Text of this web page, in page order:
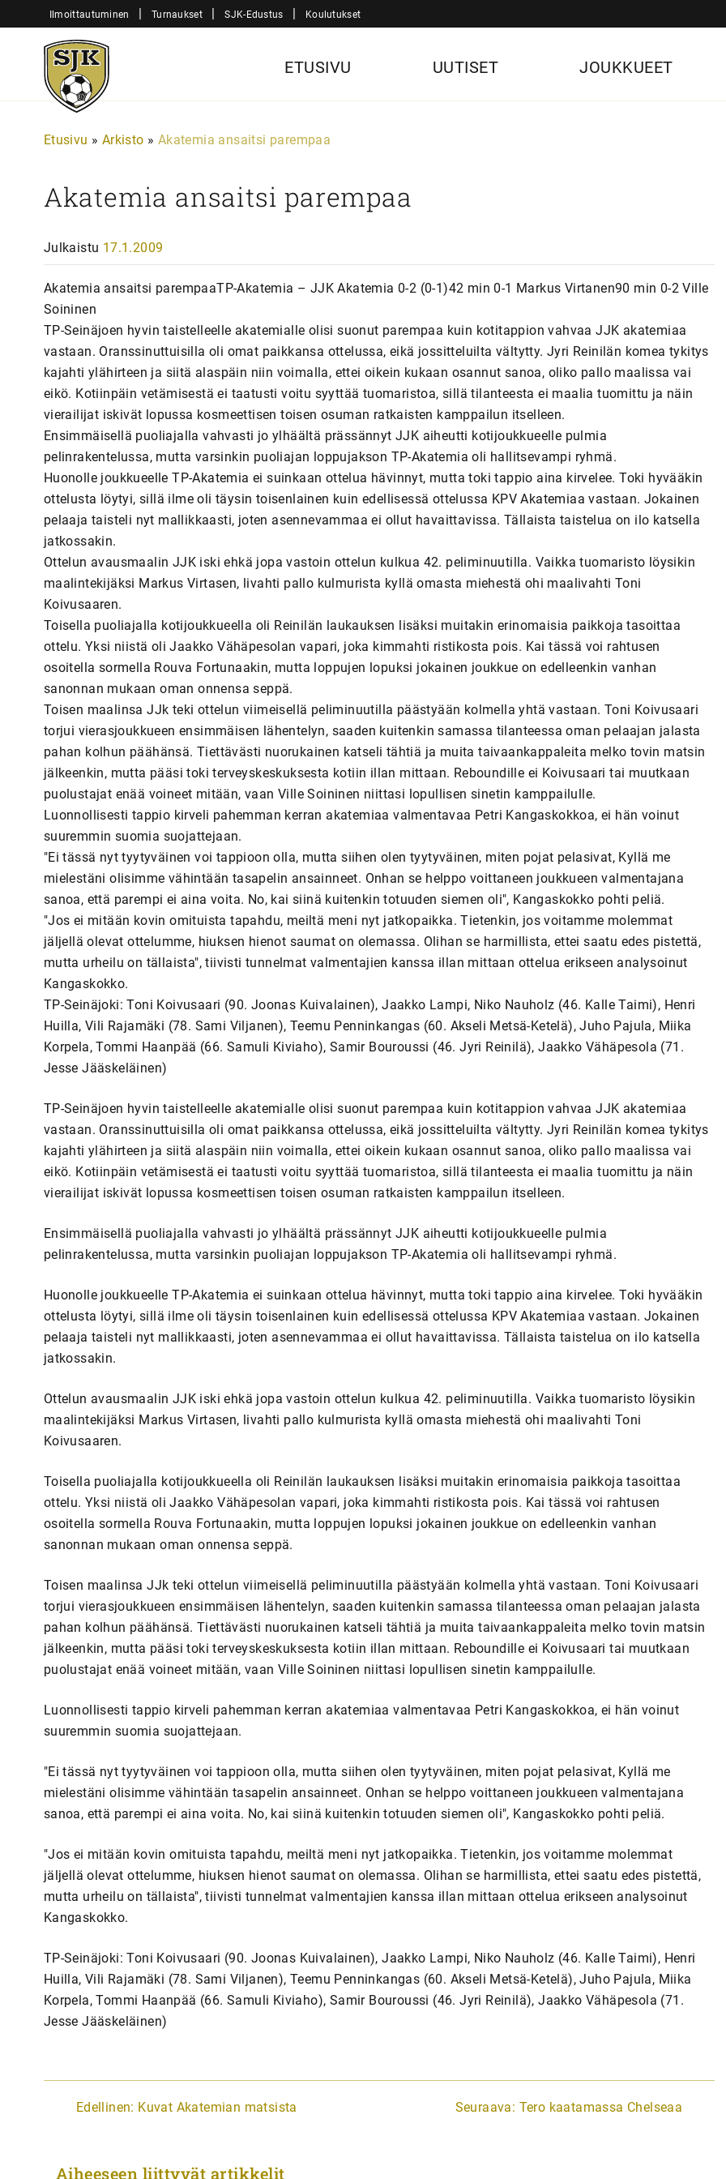
sisältöön
Ilmoittautuminen | Turnaukset | SJK-Edustus | Koulutukset
Sjk-
Juniorit
ETUSIVU UUTISET JOUKKUEET
Etusivu » Arkisto » Akatemia ansaitsi parempaa
Akatemia ansaitsi parempaa
Julkaistu 17.1.2009
Akatemia ansaitsi parempaaTP-Akatemia – JJK Akatemia 0-2 (0-1)42 min 0-1 Markus Virtanen90 min 0-2 Ville
Soininen
TP-Seinäjoen hyvin taistelleelle akatemialle olisi suonut parempaa kuin kotitappion vahvaa JJK akatemiaa
vastaan. Oranssinuttuisilla oli omat paikkansa ottelussa, eikä jossitteluilta vältytty. Jyri Reinilän komea tykitys
kajahti ylähirteen ja siitä alaspäin niin voimalla, ettei oikein kukaan osannut sanoa, oliko pallo maalissa vai
eikö. Kotiinpäin vetämisestä ei taatusti voitu syyttää tuomaristoa, sillä tilanteesta ei maalia tuomittu ja näin
vierailijat iskivät lopussa kosmeettisen toisen osuman ratkaisten kamppailun itselleen.
Ensimmäisellä puoliajalla vahvasti jo ylhäältä prässännyt JJK aiheutti kotijoukkueelle pulmia
pelinrakentelussa, mutta varsinkin puoliajan loppujakson TP-Akatemia oli hallitsevampi ryhmä.
Huonolle joukkueelle TP-Akatemia ei suinkaan ottelua hävinnyt, mutta toki tappio aina kirvelee. Toki hyvääkin
ottelusta löytyi, sillä ilme oli täysin toisenlainen kuin edellisessä ottelussa KPV Akatemiaa vastaan. Jokainen
pelaaja taisteli nyt mallikkaasti, joten asennevammaa ei ollut havaittavissa. Tällaista taistelua on ilo katsella
jatkossakin.
Ottelun avausmaalin JJK iski ehkä jopa vastoin ottelun kulkua 42. peliminuutilla. Vaikka tuomaristo löysikin
maalintekijäksi Markus Virtasen, livahti pallo kulmurista kyllä omasta miehestä ohi maalivahti Toni
Koivusaaren.
Toisella puoliajalla kotijoukkueella oli Reinilän laukauksen lisäksi muitakin erinomaisia paikkoja tasoittaa
ottelu. Yksi niistä oli Jaakko Vähäpesolan vapari, joka kimmahti ristikosta pois. Kai tässä voi rahtusen
osoitella sormella Rouva Fortunaakin, mutta loppujen lopuksi jokainen joukkue on edelleenkin vanhan
sanonnan mukaan oman onnensa seppä.
Toisen maalinsa JJk teki ottelun viimeisellä peliminuutilla päästyään kolmella yhtä vastaan. Toni Koivusaari
torjui vierasjoukkueen ensimmäisen lähentelyn, saaden kuitenkin samassa tilanteessa oman pelaajan jalasta
pahan kolhun päähänsä. Tiettävästi nuorukainen katseli tähtiä ja muita taivaankappaleita melko tovin matsin
jälkeenkin, mutta pääsi toki terveyskeskuksesta kotiin illan mittaan. Reboundille ei Koivusaari tai muutkaan
puolustajat enää voineet mitään, vaan Ville Soininen niittasi lopullisen sinetin kamppailulle.
Luonnollisesti tappio kirveli pahemman kerran akatemiaa valmentavaa Petri Kangaskokkoa, ei hän voinut
suuremmin suomia suojattejaan.
"Ei tässä nyt tyytyväinen voi tappioon olla, mutta siihen olen tyytyväinen, miten pojat pelasivat, Kyllä me
mielestäni olisimme vähintään tasapelin ansainneet. Onhan se helppo voittaneen joukkueen valmentajana
sanoa, että parempi ei aina voita. No, kai siinä kuitenkin totuuden siemen oli", Kangaskokko pohti peliä.
"Jos ei mitään kovin omituista tapahdu, meiltä meni nyt jatkopaikka. Tietenkin, jos voitamme molemmat
jäljellä olevat ottelumme, hiuksen hienot saumat on olemassa. Olihan se harmillista, ettei saatu edes pistettä,
mutta urheilu on tällaista", tiivisti tunnelmat valmentajien kanssa illan mittaan ottelua erikseen analysoinut
Kangaskokko.
TP-Seinäjoki: Toni Koivusaari (90. Joonas Kuivalainen), Jaakko Lampi, Niko Nauholz (46. Kalle Taimi), Henri
Huilla, Vili Rajamäki (78. Sami Viljanen), Teemu Penninkangas (60. Akseli Metsä-Ketelä), Juho Pajula, Miika
Korpela, Tommi Haanpää (66. Samuli Kiviaho), Samir Bouroussi (46. Jyri Reinilä), Jaakko Vähäpesola (71.
Jesse Jääskeläinen)
TP-Seinäjoen hyvin taistelleelle akatemialle olisi suonut parempaa kuin kotitappion vahvaa JJK akatemiaa
vastaan. Oranssinuttuisilla oli omat paikkansa ottelussa, eikä jossitteluilta vältytty. Jyri Reinilän komea tykitys
kajahti ylähirteen ja siitä alaspäin niin voimalla, ettei oikein kukaan osannut sanoa, oliko pallo maalissa vai
eikö. Kotiinpäin vetämisestä ei taatusti voitu syyttää tuomaristoa, sillä tilanteesta ei maalia tuomittu ja näin
vierailijat iskivät lopussa kosmeettisen toisen osuman ratkaisten kamppailun itselleen.
Ensimmäisellä puoliajalla vahvasti jo ylhäältä prässännyt JJK aiheutti kotijoukkueelle pulmia
pelinrakentelussa, mutta varsinkin puoliajan loppujakson TP-Akatemia oli hallitsevampi ryhmä.
Huonolle joukkueelle TP-Akatemia ei suinkaan ottelua hävinnyt, mutta toki tappio aina kirvelee. Toki hyvääkin
ottelusta löytyi, sillä ilme oli täysin toisenlainen kuin edellisessä ottelussa KPV Akatemiaa vastaan. Jokainen
pelaaja taisteli nyt mallikkaasti, joten asennevammaa ei ollut havaittavissa. Tällaista taistelua on ilo katsella
jatkossakin.
Ottelun avausmaalin JJK iski ehkä jopa vastoin ottelun kulkua 42. peliminuutilla. Vaikka tuomaristo löysikin
maalintekijäksi Markus Virtasen, livahti pallo kulmurista kyllä omasta miehestä ohi maalivahti Toni
Koivusaaren.
Toisella puoliajalla kotijoukkueella oli Reinilän laukauksen lisäksi muitakin erinomaisia paikkoja tasoittaa
ottelu. Yksi niistä oli Jaakko Vähäpesolan vapari, joka kimmahti ristikosta pois. Kai tässä voi rahtusen
osoitella sormella Rouva Fortunaakin, mutta loppujen lopuksi jokainen joukkue on edelleenkin vanhan
sanonnan mukaan oman onnensa seppä.
Toisen maalinsa JJk teki ottelun viimeisellä peliminuutilla päästyään kolmella yhtä vastaan. Toni Koivusaari
torjui vierasjoukkueen ensimmäisen lähentelyn, saaden kuitenkin samassa tilanteessa oman pelaajan jalasta
pahan kolhun päähänsä. Tiettävästi nuorukainen katseli tähtiä ja muita taivaankappaleita melko tovin matsin
jälkeenkin, mutta pääsi toki terveyskeskuksesta kotiin illan mittaan. Reboundille ei Koivusaari tai muutkaan
puolustajat enää voineet mitään, vaan Ville Soininen niittasi lopullisen sinetin kamppailulle.
Luonnollisesti tappio kirveli pahemman kerran akatemiaa valmentavaa Petri Kangaskokkoa, ei hän voinut
suuremmin suomia suojattejaan.
"Ei tässä nyt tyytyväinen voi tappioon olla, mutta siihen olen tyytyväinen, miten pojat pelasivat, Kyllä me
mielestäni olisimme vähintään tasapelin ansainneet. Onhan se helppo voittaneen joukkueen valmentajana
sanoa, että parempi ei aina voita. No, kai siinä kuitenkin totuuden siemen oli", Kangaskokko pohti peliä.
"Jos ei mitään kovin omituista tapahdu, meiltä meni nyt jatkopaikka. Tietenkin, jos voitamme molemmat
jäljellä olevat ottelumme, hiuksen hienot saumat on olemassa. Olihan se harmillista, ettei saatu edes pistettä,
mutta urheilu on tällaista", tiivisti tunnelmat valmentajien kanssa illan mittaan ottelua erikseen analysoinut
Kangaskokko.
TP-Seinäjoki: Toni Koivusaari (90. Joonas Kuivalainen), Jaakko Lampi, Niko Nauholz (46. Kalle Taimi), Henri
Huilla, Vili Rajamäki (78. Sami Viljanen), Teemu Penninkangas (60. Akseli Metsä-Ketelä), Juho Pajula, Miika
Korpela, Tommi Haanpää (66. Samuli Kiviaho), Samir Bouroussi (46. Jyri Reinilä), Jaakko Vähäpesola (71.
Jesse Jääskeläinen)
A
Edellinen: Kuvat Akatemian matsista Seuraava: Tero kaatamassa Chelseaa
Aiheeseen liittyvät artikkelit